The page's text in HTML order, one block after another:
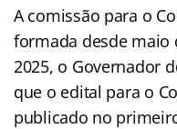
A comissão para o
formada desde maio
2025, o Governador
que o edital para o
publicado no